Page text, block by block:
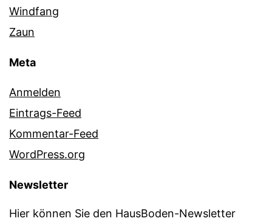
Windfang
Zaun
Meta
Anmelden
Eintrags-Feed
Kommentar-Feed
WordPress.org
Newsletter
Hier können Sie den HausBoden-Newsletter